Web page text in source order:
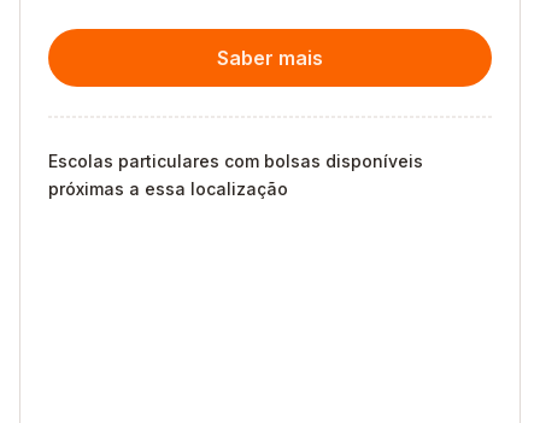
Saber mais
Escolas particulares com bolsas disponíveis
próximas a essa localização